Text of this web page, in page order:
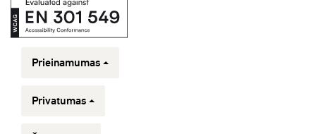
Prieinamumas
Privatumas